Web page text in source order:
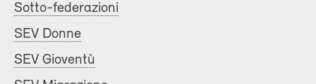
Sotto-federazioni
SEV Donne
SEV Gioventù